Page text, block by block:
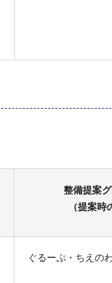
整備提案
（提案時
ぐるーぷ・ちえの